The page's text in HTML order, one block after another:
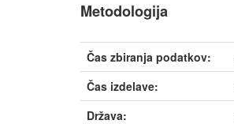
Metodologija
Čas zbiranja podatkov:
Čas izdelave:
Država: